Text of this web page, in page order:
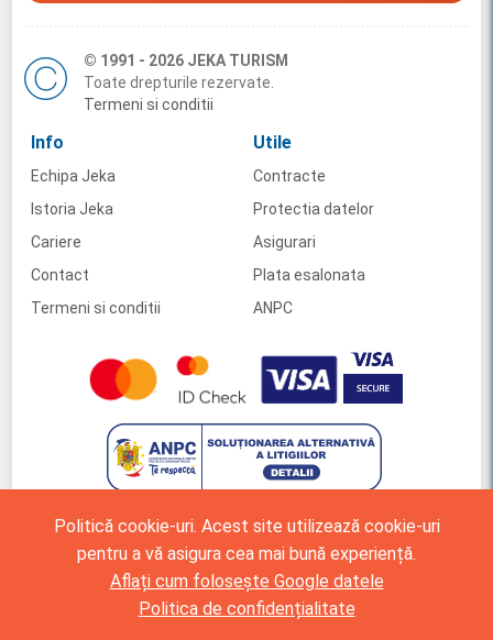
Politică cookie-uri. Acest site utilizează cookie-uri
pentru a vă asigura cea mai bună experiență.
Aflați cum folosește Google datele
Politica de confidențialitate
© 1991 - 2026 JEKA TURISM
Toate drepturile rezervate.
Termeni si conditii
Info
Echipa Jeka
Istoria Jeka
Cariere
Contact
Termeni si conditii
Utile
Contracte
Protectia datelor
Asigurari
Plata esalonata
ANPC